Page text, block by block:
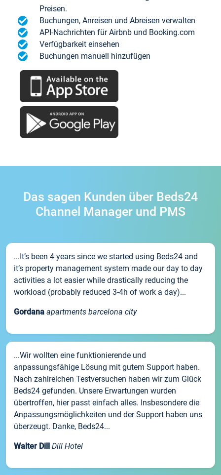
Preisen.
Buchungen, Anreisen und Abreisen verwalten
API-Nachrichten für Airbnb und Booking.com
Verfügbarkeit einsehen
Buchungen manuell hinzufügen
Das sagen Kunden über Beds24
Channel Manager und PMS
...It’s been 4 years since we started using Beds24 and
it’s property management system made our day to day
activities a lot easier while drastically reducing the
workload (probably reduced 3-4h of work a day)...
Gordana apartments barcelona city
...Wir wollten eine funktionierende und
anpassungsfähige Lösung mit gutem Support haben.
Nach zahlreichen Testversuchen haben wir zum Glück
Beds24 gefunden. Unsere Erwartungen wurden
übertroffen, hier passt einfach alles. Insbesondere die
Anpassungsmöglichkeiten und der Support haben uns
überzeugt. Danke, Beds24...
Walter Dill Dill Hotel